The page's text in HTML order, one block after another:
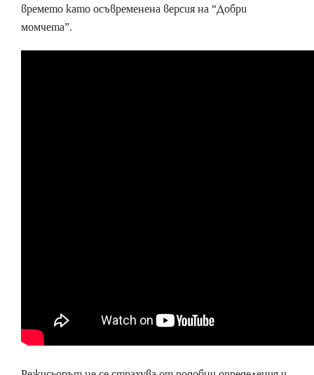
времето като осъвременена версия на “Добри
момчета”.